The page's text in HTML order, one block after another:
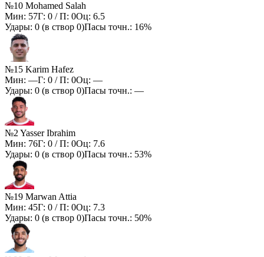
№10 Mohamed Salah
Мин: 57Г: 0 / П: 0Оц: 6.5
Удары: 0 (в створ 0)Пасы точн.: 16%
№15 Karim Hafez
Мин: —Г: 0 / П: 0Оц: —
Удары: 0 (в створ 0)Пасы точн.: —
№2 Yasser Ibrahim
Мин: 76Г: 0 / П: 0Оц: 7.6
Удары: 0 (в створ 0)Пасы точн.: 53%
№19 Marwan Attia
Мин: 45Г: 0 / П: 0Оц: 7.3
Удары: 0 (в створ 0)Пасы точн.: 50%